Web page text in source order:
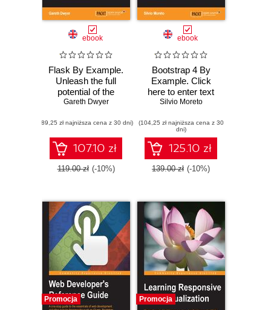
ebook
Flask By Example.
Unleash the full
potential of the
Flask web
creating simple yet
powerful web
applications
Gareth Dwyer
(89,25 zł najniższa cena z 30 dni)
107.10 zł
119.00 zł (-10%)
ebook
Bootstrap 4 By
Example. Click
here to enter text
Silvio Moreto
(104,25 zł najniższa cena z 30
dni)
125.10 zł
139.00 zł (-10%)
Promocja Promocja